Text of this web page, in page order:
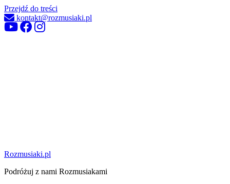
Przejdź do treści
kontakt@rozmusiaki.pl
Rozmusiaki.pl
Podróżuj z nami Rozmusiakami